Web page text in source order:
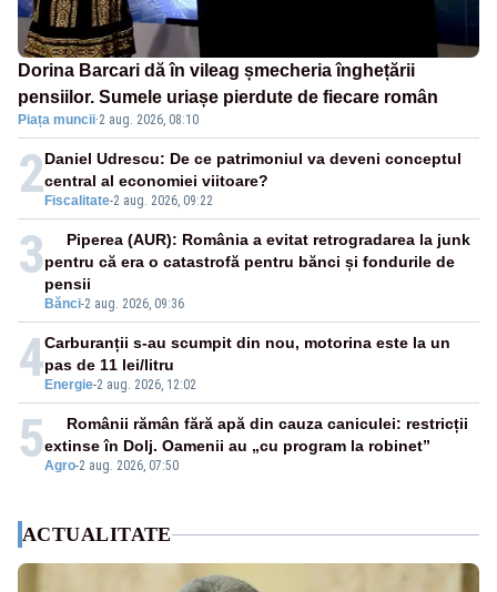
Dorina Barcari dă în vileag șmecheria înghețării
pensiilor. Sumele uriașe pierdute de fiecare român
Piața muncii·2 aug. 2026, 08:10
2 Fiscalitate-2 aug. 2026, 09:22
Daniel Udrescu: De ce patrimoniul va deveni conceptul
central al economiei viitoare?
3
Bănci-2 aug. 2026, 09:36
Piperea (AUR): România a evitat retrogradarea la junk
pentru că era o catastrofă pentru bănci și fondurile de
pensii
4 Energie-2 aug. 2026, 12:02
Carburanții s-au scumpit din nou, motorina este la un
pas de 11 lei/litru
5Agro-2 aug. 2026, 07:50
Românii rămân fără apă din cauza caniculei: restricții
extinse în Dolj. Oamenii au „cu program la robinet”
ACTUALITATE